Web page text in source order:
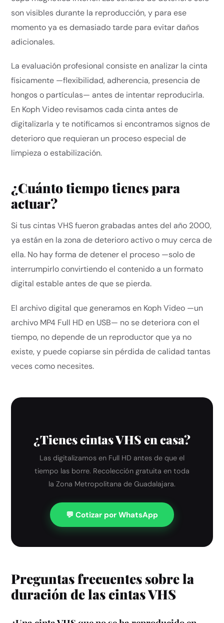
son visibles durante la reproducción, y para ese
momento ya es demasiado tarde para evitar daños
adicionales.
La evaluación profesional consiste en analizar la cinta
físicamente —flexibilidad, adherencia, presencia de
hongos o partículas— antes de intentar reproducirla.
En Koph Video revisamos cada cinta antes de
digitalizarla y te notificamos si encontramos signos de
deterioro que requieran un proceso especial de
limpieza o estabilización.
¿Cuánto tiempo tienes para
actuar?
Si tus cintas VHS fueron grabadas antes del año 2000,
ya están en la zona de deterioro activo o muy cerca de
ella. No hay forma de detener el proceso —solo de
interrumpirlo convirtiendo el contenido a un formato
digital estable antes de que se pierda.
El archivo digital que generamos en Koph Video —un
archivo MP4 Full HD en USB— no se deteriora con el
tiempo, no depende de un reproductor que ya no
existe, y puede copiarse sin pérdida de calidad tantas
veces como necesites.
¿Tienes cintas VHS en casa?
Las digitalizamos en Full HD antes de que el
tiempo las borre. Recolección gratuita en toda
la Zona Metropolitana de Guadalajara.
💬 Cotizar por WhatsApp
Preguntas frecuentes sobre la
duración de las cintas VHS